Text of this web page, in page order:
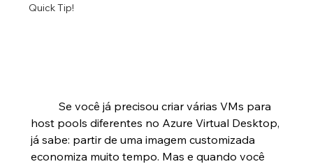
Quick Tip!
host pools diferentes no Azure Virtual Desktop,
já sabe: partir de uma imagem customizada
economiza muito tempo. Mas e quando você